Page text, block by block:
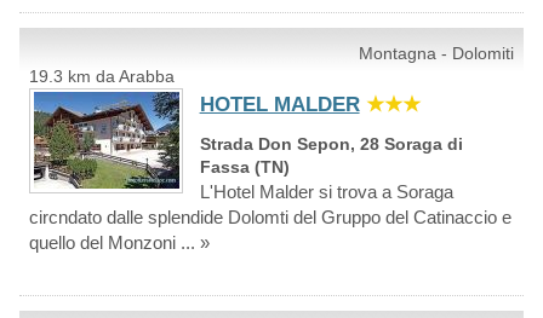
Montagna - Dolomiti
19.3 km da Arabba
HOTEL MALDER ★★★
Strada Don Sepon, 28 Soraga di
Fassa (TN)
L'Hotel Malder si trova a Soraga
circndato dalle splendide Dolomti del Gruppo del Catinaccio e
quello del Monzoni ... »